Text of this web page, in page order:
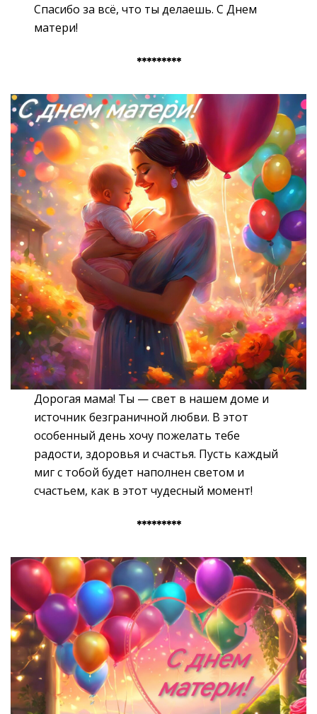
Спасибо за всё, что ты делаешь. С Днем
матери!
*********
Дорогая мама! Ты — свет в нашем доме и
источник безграничной любви. В этот
особенный день хочу пожелать тебе
радости, здоровья и счастья. Пусть каждый
миг с тобой будет наполнен светом и
счастьем, как в этот чудесный момент!
*********